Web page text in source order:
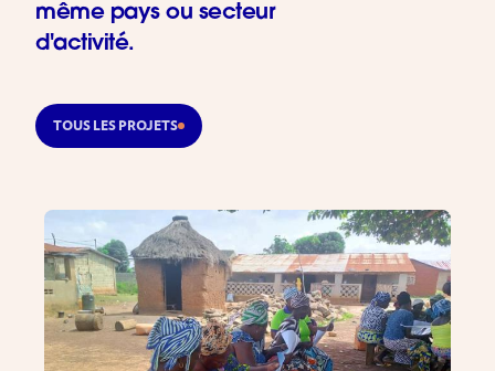
même pays ou secteur
d'activité.
TOUS LES PROJETS